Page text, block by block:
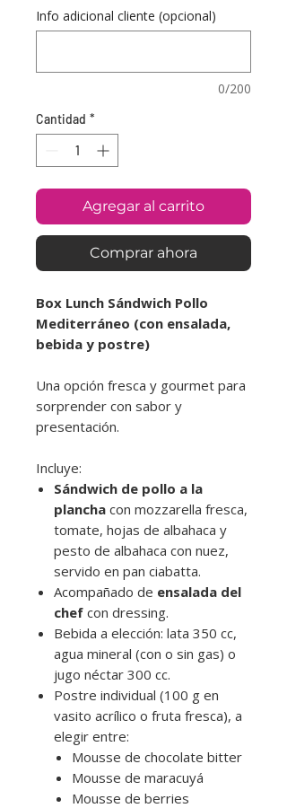
Info adicional cliente (opcional)
0/200
Cantidad *
Agregar al carrito
Comprar ahora
Box Lunch Sándwich Pollo
Mediterráneo (con ensalada,
bebida y postre)
Una opción fresca y gourmet para
sorprender con sabor y
presentación.
Incluye:
Sándwich de pollo a la
plancha con mozzarella fresca,
tomate, hojas de albahaca y
pesto de albahaca con nuez,
servido en pan ciabatta.
Acompañado de ensalada del
chef con dressing.
Bebida a elección: lata 350 cc,
agua mineral (con o sin gas) o
jugo néctar 300 cc.
Postre individual (100 g en
vasito acrílico o fruta fresca), a
elegir entre:
Mousse de chocolate bitter
Mousse de maracuyá
Mousse de berries